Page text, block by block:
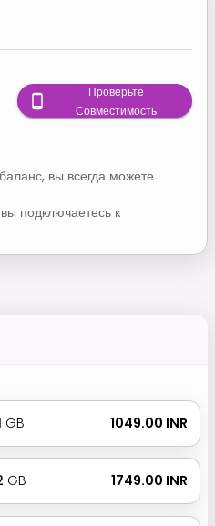
вы всегда можете
подключаетесь к
Проверьте
Совместимость
GB ₹ 1049.00 INR
GB ₹ 1749.00 INR